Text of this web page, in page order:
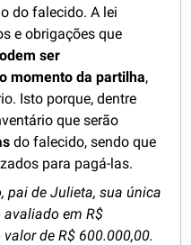
do falecido. A lei
e obrigações que
ser
momento da partilha,
Isto porque, dentre
que serão
do falecido, sendo que
para pagá-las.
pai de Julieta, sua única
avaliado em R$
de R$ 600.000,00.